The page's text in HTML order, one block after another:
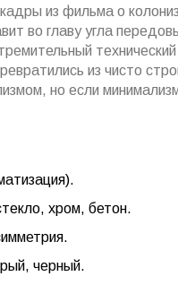
из фильма о
во главу угла
из чисто
но если
хром, бетон.
черный.